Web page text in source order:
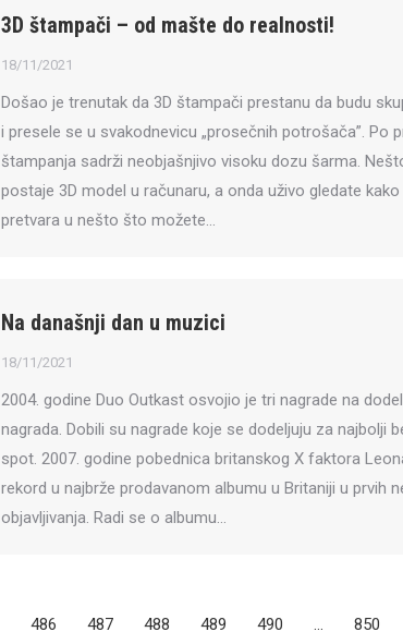
3D štampači – od mašte do realnosti!
18/11/2021
Došao je trenutak da 3D štampači prestanu da budu
i presele se u svakodnevicu „prosečnih potrošača”. Po
štampanja sadrži neobjašnjivo visoku dozu šarma.
postaje 3D model u računaru, a onda uživo gledate
pretvara u nešto što možete…
Na današnji dan u muzici
18/11/2021
2004. godine Duo Outkast osvojio je tri nagrade na
nagrada. Dobili su nagrade koje se dodeljuju za najbolji
spot. 2007. godine pobednica britanskog X faktora
rekord u najbrže prodavanom albumu u Britaniji u prvih
objavljivanja. Radi se o albumu…
486 487 488 489 490 … 850